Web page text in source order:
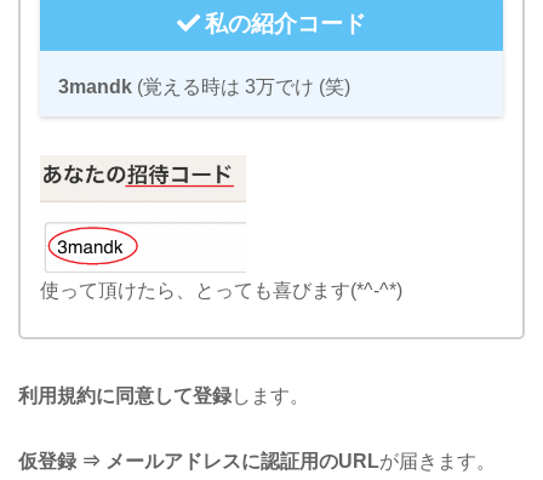
私の紹介コード
3mandk (覚える時は 3万でけ (笑)
使って頂けたら、とっても喜びます(*^-^*)
利用規約に同意して登録します。
仮登録 ⇒ メールアドレスに認証用のURLが届きます。